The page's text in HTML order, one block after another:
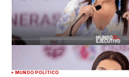
MUNDO POLÍTICO